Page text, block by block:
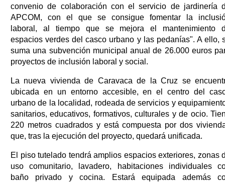
convenio de colaboración con el servicio de jardinería
APCOM, con el que se consigue fomentar la
laboral, al tiempo que se mejora el mantenimiento
espacios verdes del casco urbano y las pedanías". A ello,
suma una subvención municipal anual de 26.000 euros
proyectos de inclusión laboral y social.
La nueva vivienda de Caravaca de la Cruz se
ubicada en un entorno accesible, en el centro del
urbano de la localidad, rodeada de servicios y
sanitarios, educativos, formativos, culturales y de ocio.
220 metros cuadrados y está compuesta por dos
que, tras la ejecución del proyecto, quedará unificada.
El piso tutelado tendrá amplios espacios exteriores, zonas
uso comunitario, lavadero, habitaciones individuales
baño privado y cocina. Estará equipada además